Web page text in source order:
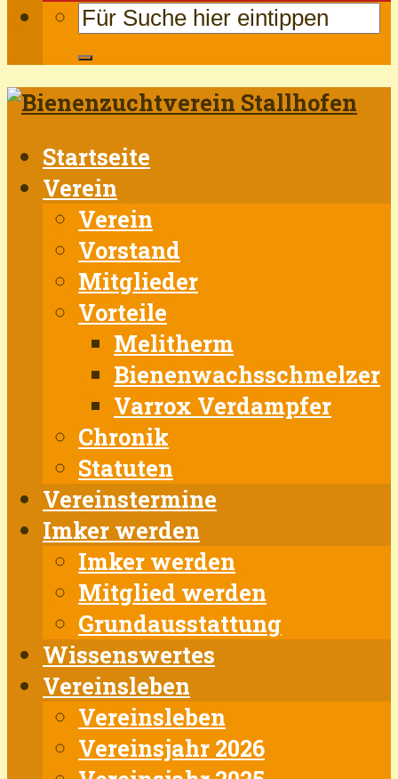
Startseite
Verein
Verein
Vorstand
Mitglieder
Vorteile
Melitherm
Bienenwachsschmelzer
Varrox Verdampfer
Chronik
Statuten
Vereinstermine
Imker werden
Imker werden
Mitglied werden
Grundausstattung
Wissenswertes
Vereinsleben
Vereinsleben
Vereinsjahr 2026